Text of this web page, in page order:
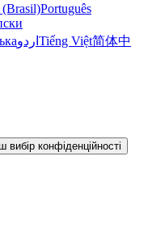
(Brasil)Português
اردو Tiếng Việt简体中
вибір конфіденційності